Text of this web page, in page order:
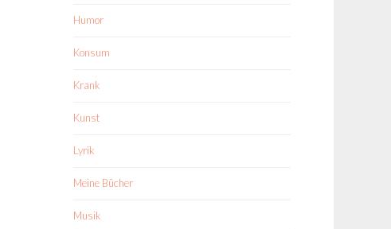
Humor
Konsum
Krank
Kunst
Lyrik
Meine Bücher
Musik